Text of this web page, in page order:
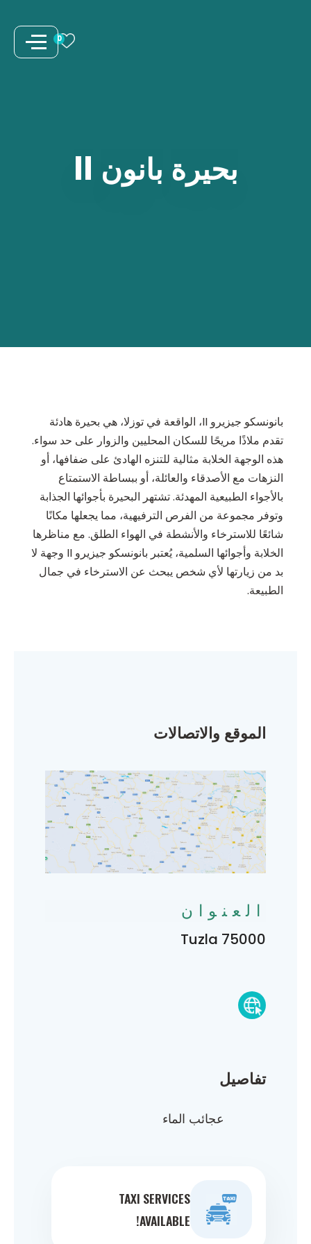
0
بحيرة بانون II
بانونسكو جيزيرو II، الواقعة في توزلا، هي بحيرة هادئة
تقدم ملاذًا مريحًا للسكان المحليين والزوار على حد سواء.
هذه الوجهة الخلابة مثالية للتنزه الهادئ على ضفافها، أو
النزهات مع الأصدقاء والعائلة، أو ببساطة الاستمتاع
بالأجواء الطبيعية المهدئة. تشتهر البحيرة بأجوائها الجذابة
وتوفر مجموعة من الفرص الترفيهية، مما يجعلها مكانًا
شائعًا للاسترخاء والأنشطة في الهواء الطلق. مع مناظرها
الخلابة وأجوائها السلمية، يُعتبر بانونسكو جيزيرو II وجهة لا
بد من زيارتها لأي شخص يبحث عن الاسترخاء في جمال
الطبيعة.
تفاصيل
عجائب الماء
TAXI SERVICES
AVAILABLE!
الموقع والاتصالات
العنوان
75000 Tuzla